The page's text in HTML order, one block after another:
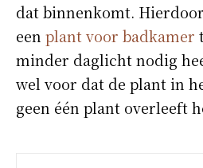
dat binnenkomt.
een plant voor badkamer
minder daglicht nodig
wel voor dat de plant in
geen één plant overleeft